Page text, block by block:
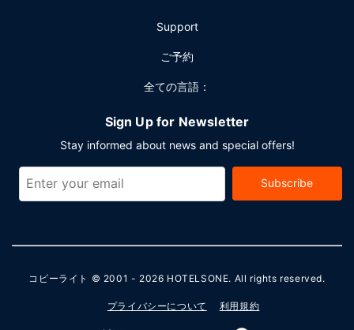
Support
ご予約
全ての言語：
Sign Up for Newsletter
Stay informed about news and special offers!
Subscribe
コピーライト © 2001 - 2026 HOTELSONE. All rights reserved.
プライバシーについて 利用規約